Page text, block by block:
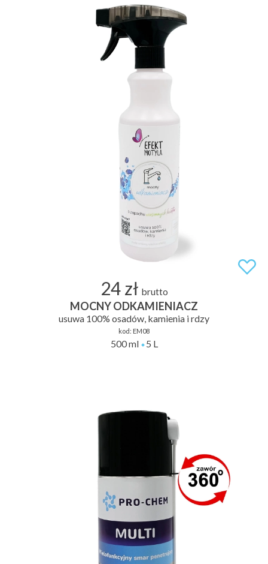
24 zł brutto
MOCNY ODKAMIENIACZ
usuwa 100% osadów, kamienia i rdzy
kod: EM08
500 ml 5 L